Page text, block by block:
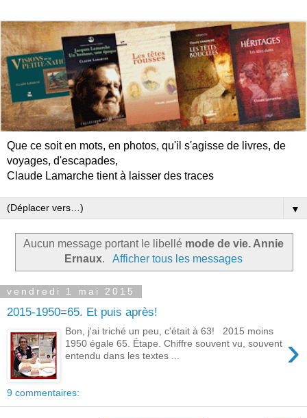
Que ce soit en mots, en photos, qu'il s'agisse de livres, de
voyages, d'escapades,
Claude Lamarche tient à laisser des traces
▼
Aucun message portant le libellé mode de vie. Annie
Ernaux. Afficher tous les messages
vendredi 1 mai 2015
2015-1950=65. Et puis après!
›
Bon, j'ai triché un peu, c'était à 63! 2015 moins
1950 égale 65. Étape. Chiffre souvent vu, souvent
entendu dans les textes ...
9 commentaires: